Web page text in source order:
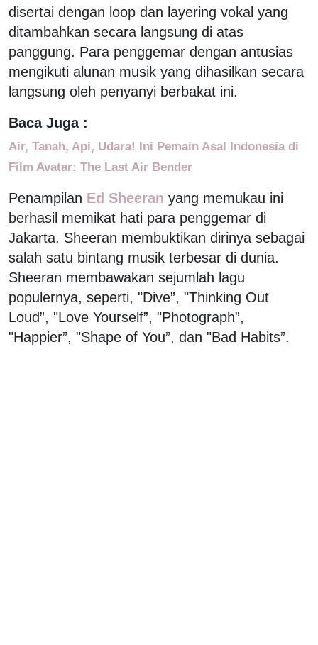
disertai dengan loop dan layering vokal yang
ditambahkan secara langsung di atas
panggung. Para penggemar dengan antusias
mengikuti alunan musik yang dihasilkan secara
langsung oleh penyanyi berbakat ini.
Baca Juga :
Air, Tanah, Api, Udara! Ini Pemain Asal Indonesia di
Film Avatar: The Last Air Bender
Penampilan Ed Sheeran yang memukau ini
berhasil memikat hati para penggemar di
Jakarta. Sheeran membuktikan dirinya sebagai
salah satu bintang musik terbesar di dunia.
Sheeran membawakan sejumlah lagu
populernya, seperti, "Dive”, "Thinking Out
Loud”, "Love Yourself”, "Photograph”,
"Happier”, "Shape of You”, dan "Bad Habits”.